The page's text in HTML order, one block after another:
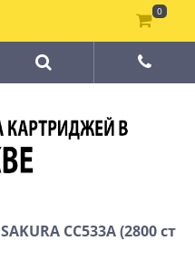
CC533A (2800 ст
0